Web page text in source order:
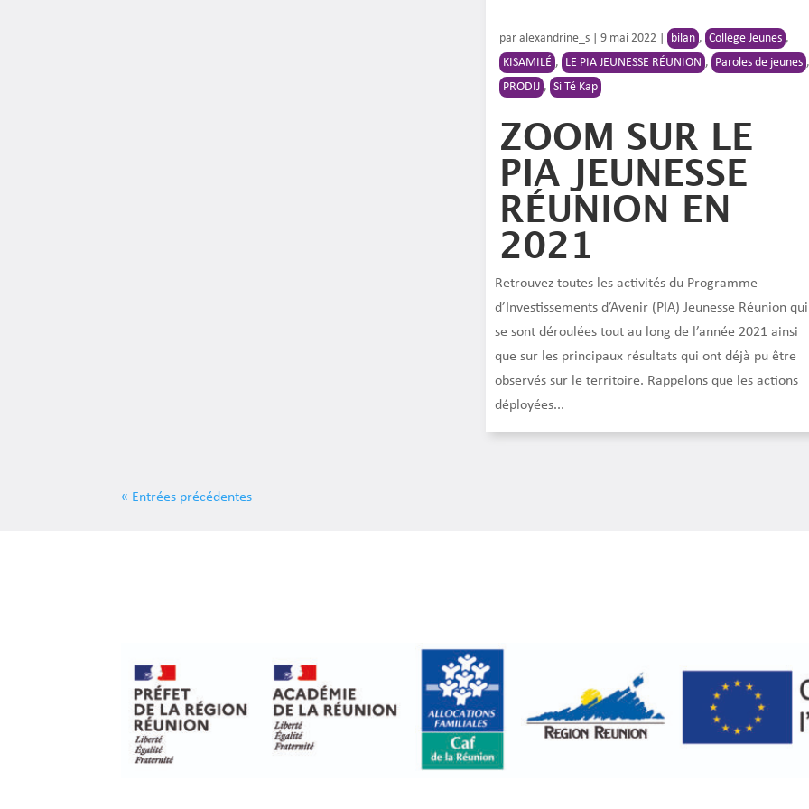
paralexandrine_s |9 mai 2022 | bilan , Collège Jeunes ,
KISAMILÉ , LE PIA JEUNESSE RÉUNION , Paroles de jeunes
PRODIJ , Si Té Kap
ZOOM SUR LE
PIA JEUNESSE
RÉUNION EN
2021
Retrouvez toutes les activités du Programme
d’Investissements d’Avenir (PIA) Jeunesse Réunion qui
se sont déroulées tout au long de l’année 2021 ainsi
que sur les principaux résultats qui ont déjà pu être
observés sur le territoire. Rappelons que les actions
déployées...
« Entrées précédentes